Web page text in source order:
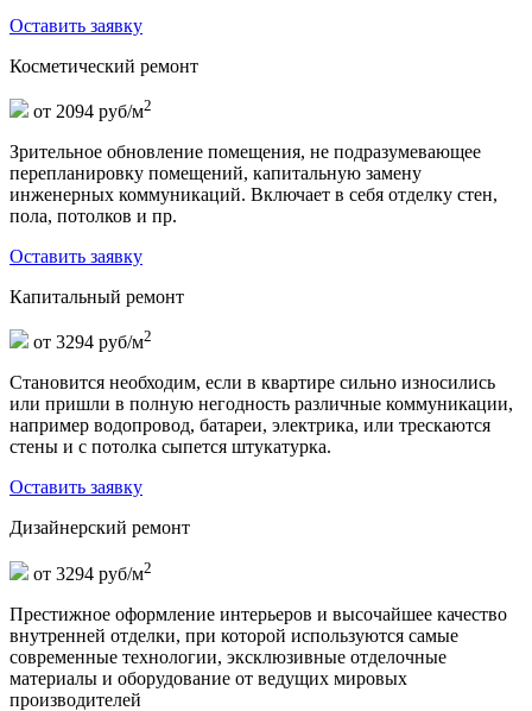
Оставить заявку
Косметический ремонт
от 2094 руб/м2
Зрительное обновление помещения, не подразумевающее
перепланировку помещений, капитальную замену
инженерных коммуникаций. Включает в себя отделку стен,
пола, потолков и пр.
Оставить заявку
Капитальный ремонт
от 3294 руб/м2
Становится необходим, если в квартире сильно износились
или пришли в полную негодность различные коммуникации,
например водопровод, батареи, электрика, или трескаются
стены и с потолка сыпется штукатурка.
Оставить заявку
Дизайнерский ремонт
от 3294 руб/м2
Престижное оформление интерьеров и высочайшее качество
внутренней отделки, при которой используются самые
современные технологии, эксклюзивные отделочные
материалы и оборудование от ведущих мировых
производителей